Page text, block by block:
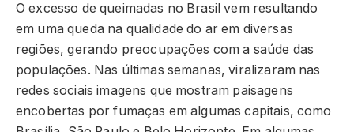
O excesso de queimadas no Brasil vem resultando
em uma queda na qualidade do ar em diversas
regiões, gerando preocupações com a saúde das
populações. Nas últimas semanas, viralizaram nas
redes sociais imagens que mostram paisagens
encobertas por fumaças em algumas capitais, como